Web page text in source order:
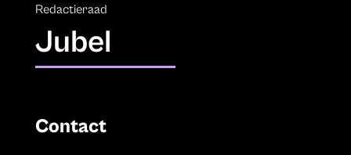
Redactieraad
Jubel
Contact